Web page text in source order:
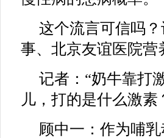
这个流言可信吗
事、北京友谊医院营
记者：“奶牛靠打
儿，打的是什么激素
顾中一：作为哺